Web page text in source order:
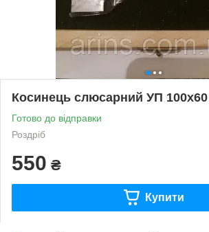
Косинець слюсарний УП 100х60
Готово до відправки
Роздріб
550 ₴
Купити